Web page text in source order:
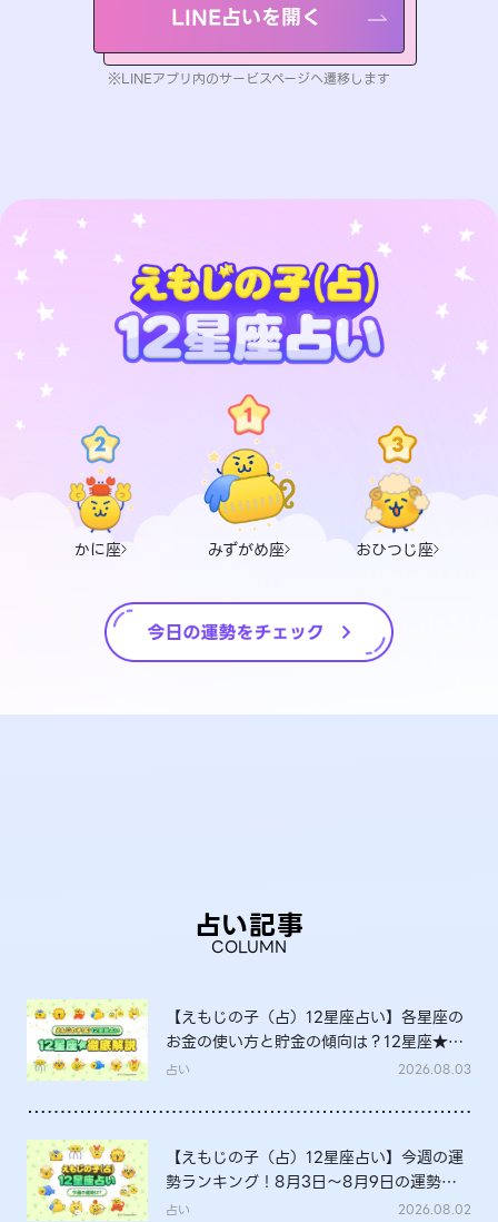
LINE占いを開く
※LINEアプリ内のサービスページへ遷移します
かに座 みずがめ座 おひつじ座
占い記事
COLUMN
【えもじの子（占）12星座占い】各星座の
お金の使い方と貯金の傾向は？12星座★徹
底解説
占い 2026.08.03
【えもじの子（占）12星座占い】今週の運
勢ランキング！8月3日～8月9日の運勢
は？
占い 2026.08.02